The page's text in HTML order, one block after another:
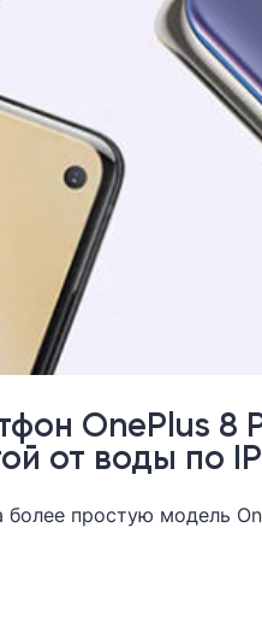
OnePlus 8
от воды по
простую модель